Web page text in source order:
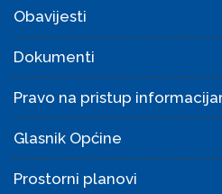
Obavijesti
Dokumenti
Pravo na pristup
Glasnik Općine
Prostorni planovi